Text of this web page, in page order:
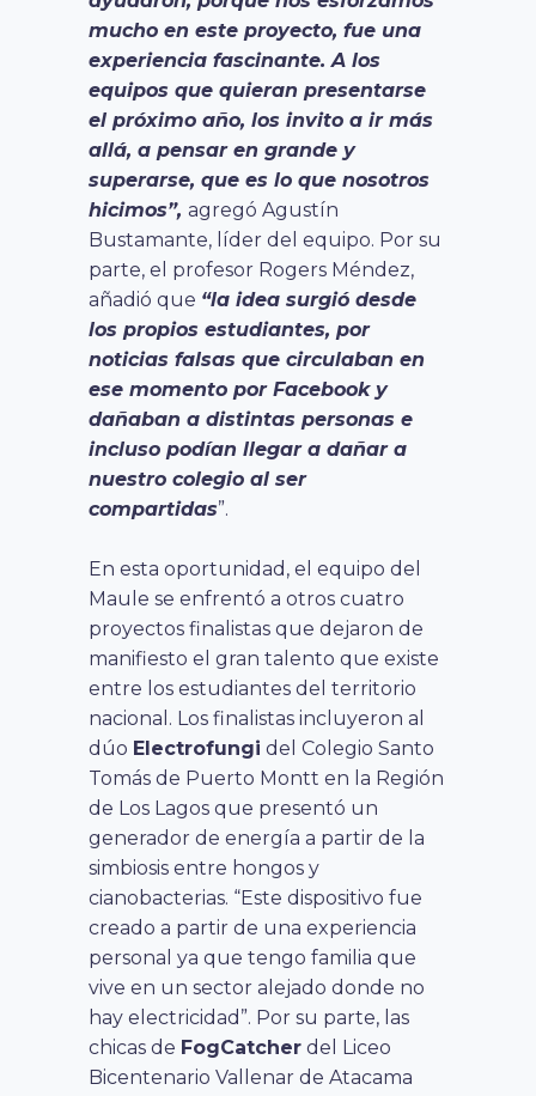
mucho en este proyecto, fue una
experiencia fascinante. A los
equipos que quieran presentarse
el próximo año, los invito a ir más
allá, a pensar en grande y
superarse, que es lo que nosotros
hicimos”, agregó Agustín
Bustamante, líder del equipo. Por su
parte, el profesor Rogers Méndez,
añadió que “la idea surgió desde
los propios estudiantes, por
noticias falsas que circulaban en
ese momento por Facebook y
dañaban a distintas personas e
incluso podían llegar a dañar a
nuestro colegio al ser
compartidas”.
En esta oportunidad, el equipo del
Maule se enfrentó a otros cuatro
proyectos finalistas que dejaron de
manifiesto el gran talento que existe
entre los estudiantes del territorio
nacional. Los finalistas incluyeron al
dúo Electrofungi del Colegio Santo
Tomás de Puerto Montt en la Región
de Los Lagos que presentó un
generador de energía a partir de la
simbiosis entre hongos y
cianobacterias. “Este dispositivo fue
creado a partir de una experiencia
personal ya que tengo familia que
vive en un sector alejado donde no
hay electricidad”. Por su parte, las
chicas de FogCatcher del Liceo
Bicentenario Vallenar de Atacama